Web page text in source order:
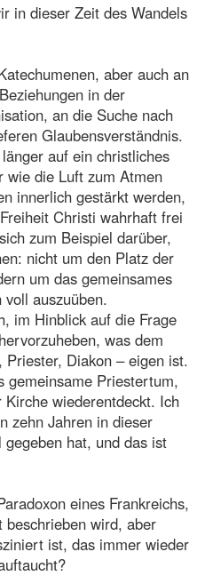
in dieser Zeit des Wandels
aber auch an
in der
an die Suche nach
Glaubensverständnis.
auf ein christliches
wie die Luft zum Atmen
innerlich gestärkt werden,
Christi wahrhaft frei
zum Beispiel darüber,
nicht um den Platz der
um das gemeinsames
auszuüben.
im Hinblick auf die Frage
was dem
Diakon – eigen ist.
gemeinsame Priestertum,
wiederentdeckt. Ich
zehn Jahren in dieser
hat, und das ist
eines Frankreichs,
wird, aber
ist, das immer wieder